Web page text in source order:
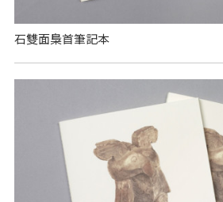
石雙面梟首筆記本